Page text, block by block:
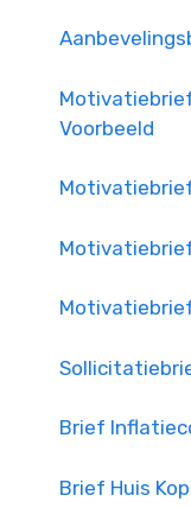
Voorbeeld
Brief
Brief Huis